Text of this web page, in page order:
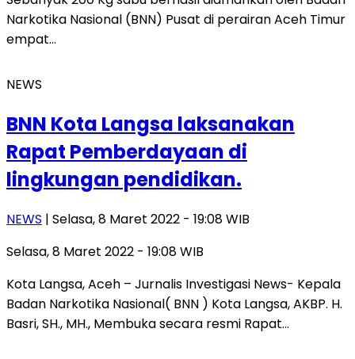
Narkotika Nasional (BNN) Pusat di perairan Aceh Timur
empat…
NEWS
BNN Kota Langsa laksanakan
Rapat Pemberdayaan di
lingkungan pendidikan.
NEWS | Selasa, 8 Maret 2022 - 19:08 WIB
Selasa, 8 Maret 2022 - 19:08 WIB
Kota Langsa, Aceh – Jurnalis Investigasi News- Kepala
Badan Narkotika Nasional( BNN ) Kota Langsa, AKBP. H.
Basri, SH., MH., Membuka secara resmi Rapat…